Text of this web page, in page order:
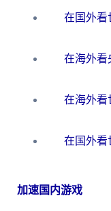
加速国内游戏